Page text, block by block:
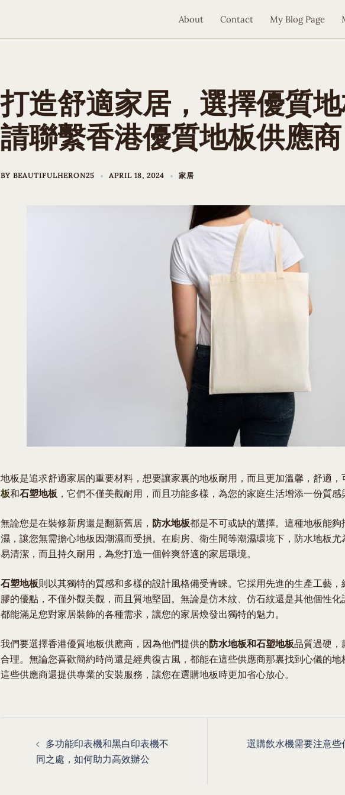
About Contact My Blog Page
打造舒適家居，選擇優質地
請聯繫香港優質地板供應商
BY BEAUTIFULHERON25 APRIL 18, 2024 家居
地板是追求舒適家居的重要材料，想要讓家裏的地板耐用，而且更加溫馨，舒適，
板和石塑地板 ，它們不僅美觀耐用，而且功能多樣，為您的家庭生活增添一份質感
無論您是在裝修新房還是翻新舊居， 防水地板都是不可或缺的選擇。這種地板能夠
濕，讓您無需擔心地板因潮濕而受損。在廚房、衛生間等潮濕環境下，防水地板尤
易清潔，而且持久耐用，為您打造一個幹爽舒適的家居環境。
石塑地板則以其獨特的質感和多樣的設計風格備受青睞。它採用先進的生產工藝，
膠的優點，不僅外觀美觀，而且質地堅固。無論是仿木紋、仿石紋還是其他個性化
都能滿足您對家居裝飾的各種需求，讓您的家居煥發出獨特的魅力。
我們要選擇香港優質地板供應商，因為他們提供的防水地板和石塑地板品質過硬，
合理。無論您喜歡簡約時尚還是經典復古風，都能在這些供應商那裏找到心儀的地
這些供應商還提供專業的安裝服務，讓您在選購地板時更加省心放心。
navigation
多功能印表機和黑白印表機不
同之處，如何助力高效辦公
選購飲水機需要注意些